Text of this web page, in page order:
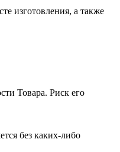
изготовления, а также
Товара. Риск его
без каких-либо